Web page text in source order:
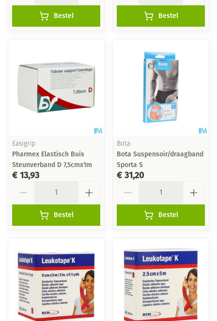
Bestel Bestel
Easigrip
Pharmex Elastisch Buis
Steunverband D 7,5cmx1m
€ 13,93
Bestel
Bota
Bota Suspensoir/draagband
Sporta S
€ 31,20
Bestel